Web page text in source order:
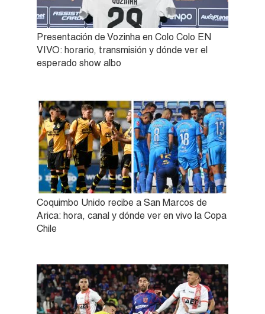
Presentación de Vozinha en Colo Colo EN
VIVO: horario, transmisión y dónde ver el
esperado show albo
Coquimbo Unido recibe a San Marcos de
Arica: hora, canal y dónde ver en vivo la Copa
Chile